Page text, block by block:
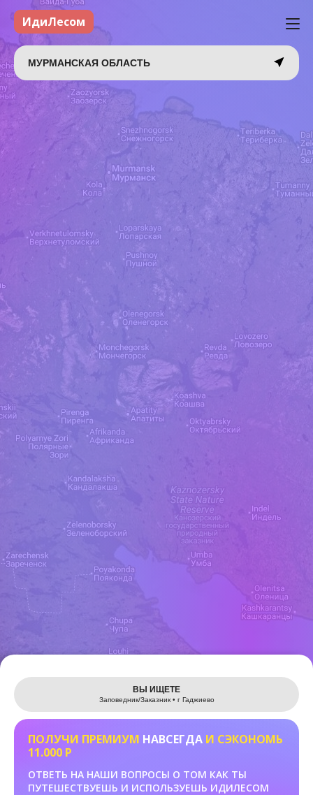
Leaflet
ИдиЛесом
МУРМАНСКАЯ ОБЛАСТЬ
ВЫ ИЩЕТЕ
Заповедник/Заказник • г Гаджиево
ПОЛУЧИ ПРЕМИУМ НАВСЕГДА И СЭКОНОМЬ
11.000 Р
ОТВЕТЬ НА НАШИ ВОПРОСЫ О ТОМ КАК ТЫ
ПУТЕШЕСТВУЕШЬ И ИСПОЛЬЗУЕШЬ ИДИЛЕСОМ